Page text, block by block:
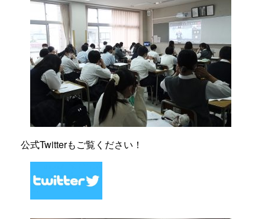
公式Twitterもご覧ください！